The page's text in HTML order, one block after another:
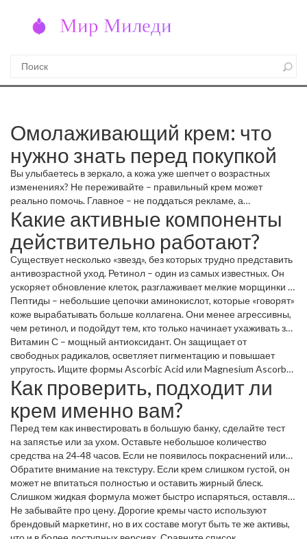
Омолаживающий крем: что
нужно знать перед покупкой
Вы улыбаетесь в зеркало, а кожа уже шепчет о возрастных
изменениях? Не переживайте – правильный крем может
реально помочь. Главное – не поддаться рекламе, а
разобраться, какие ингредиенты работают, а какие просто
заполняют обложку.
Какие активные компоненты
действительно работают?
Существует несколько «звезд», без которых трудно представить
антивозрастной уход. Ретинол – один из самых известных. Он
ускоряет обновление клеток, разглаживает мелкие морщинки и
делает тон кожи ровнее. Если ваш тип кожи сухой, выбирайте
ретинол в сочетании с увлажнителями, чтобы избежать
раздражения.
Пептиды – небольшие цепочки аминокислот, которые «говорят»
коже вырабатывать больше коллагена. Они менее агрессивны,
чем ретинол, и подойдут тем, кто только начинает ухаживать за
признаками старения.
Витамин С – мощный антиоксидант. Он защищает от
свободных радикалов, осветляет пигментацию и повышает
упругость. Ищите формы Ascorbic Acid или Magnesium Ascorbyl
Phosphate, которые стабильны в формуле.
Как проверить, подходит ли
крем именно вам?
Перед тем как инвестировать в большую банку, сделайте тест
на запястье или за ухом. Оставьте небольшое количество
средства на 24‑48 часов. Если не появилось покраснений или
зуда – шансы, что кожа примет крем, высоки.
Обратите внимание на текстуру. Если крем слишком густой, он
может не впитаться полностью и оставить жирный блеск.
Слишком жидкая формула может быстро испаряться, оставляя
сухость. Идеальный вариант – лёгкая, но питательная
консистенция, которая впитывается за минуту‑две.
Не забывайте про цену. Дорогие кремы часто используют
брендовый маркетинг, но в их составе могут быть те же активы,